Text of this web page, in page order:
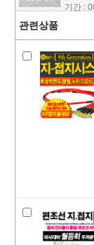
기간 :
관련상품